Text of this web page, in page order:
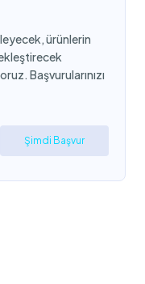
ürünlerin
Başvurularınızı
Şimdi Başvur